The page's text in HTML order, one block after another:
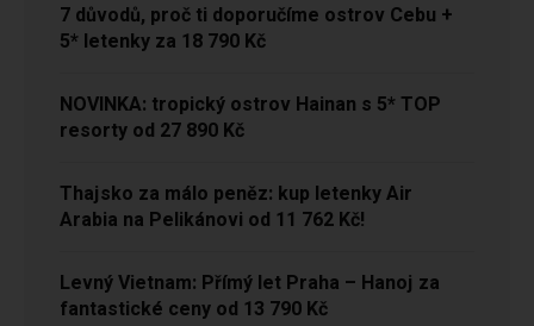
7 důvodů, proč ti doporučíme ostrov Cebu +
5* letenky za 18 790 Kč
NOVINKA: tropický ostrov Hainan s 5* TOP
resorty od 27 890 Kč
Thajsko za málo peněz: kup letenky Air
Arabia na Pelikánovi od 11 762 Kč!
Levný Vietnam: Přímý let Praha – Hanoj za
fantastické ceny od 13 790 Kč